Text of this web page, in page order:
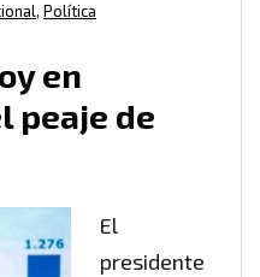
, Política
en
peaje de
El
presidente